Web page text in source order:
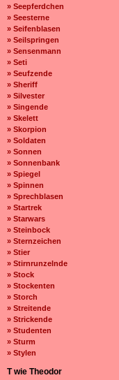
» Seepferdchen
» Seesterne
» Seifenblasen
» Seilspringen
» Sensenmann
» Seti
» Seufzende
» Sheriff
» Silvester
» Singende
» Skelett
» Skorpion
» Soldaten
» Sonnen
» Sonnenbank
» Spiegel
» Spinnen
» Sprechblasen
» Startrek
» Starwars
» Steinbock
» Sternzeichen
» Stier
» Stirnrunzelnde
» Stock
» Stockenten
» Storch
» Streitende
» Strickende
» Studenten
» Sturm
» Stylen
T wie Theodor